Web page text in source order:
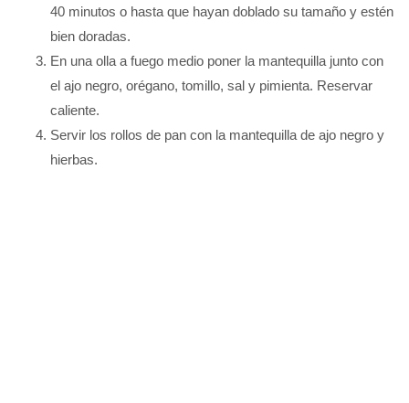
40 minutos o hasta que hayan doblado su tamaño y estén
bien doradas.
En una olla a fuego medio poner la mantequilla junto con
el ajo negro, orégano, tomillo, sal y pimienta. Reservar
caliente.
Servir los rollos de pan con la mantequilla de ajo negro y
hierbas.